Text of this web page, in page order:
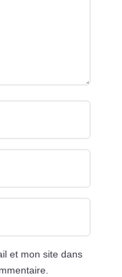
et mon site dans